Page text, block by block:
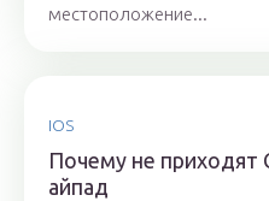
местоположение...
IOS
Почему не приходят
айпад